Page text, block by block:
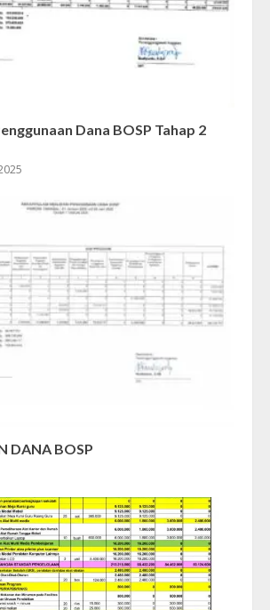
Dana BOSP Tahap 2
DANA BOSP